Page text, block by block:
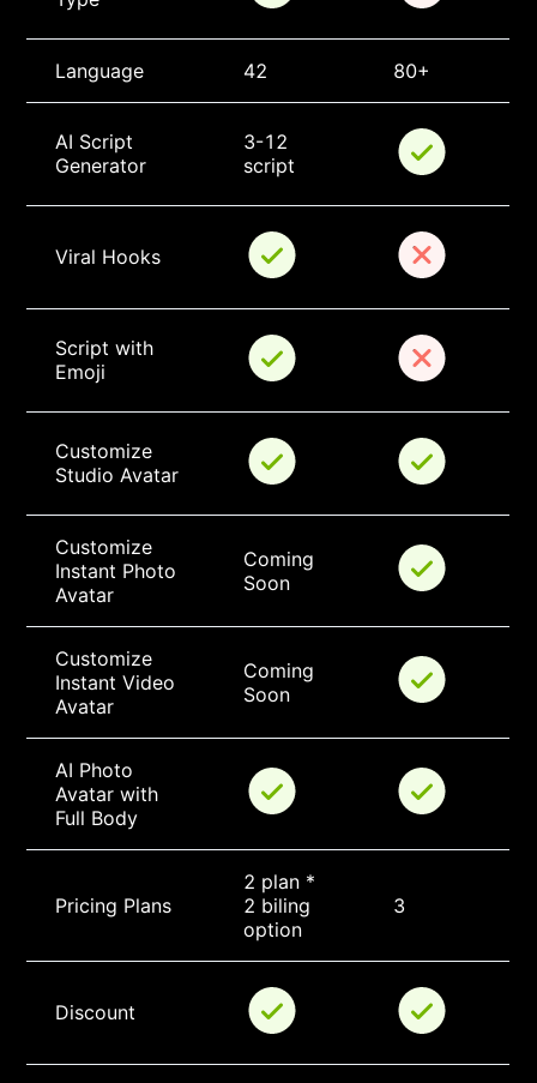
Language 42 80+
AI Script
Generator
3-12
script
Viral Hooks
Script with
Emoji
Customize
Studio Avatar
Customize
Instant Photo
Avatar
Coming
Soon
Customize
Instant Video
Avatar
Coming
Soon
AI Photo
Avatar with
Full Body
Pricing Plans
2 plan *
2 biling
option
3
Discount